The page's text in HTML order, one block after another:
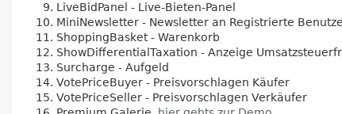
LiveBidPanel - Live-Bieten-Panel
MiniNewsletter - Newsletter an Registrierte
ShoppingBasket - Warenkorb
ShowDifferentialTaxation - Anzeige
Surcharge - Aufgeld
VotePriceBuyer - Preisvorschlagen Käufer
VotePriceSeller - Preisvorschlagen Verkäufer